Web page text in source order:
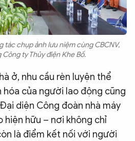
tác chụp ảnh lưu niệm cùng CBCNV,
Công ty Thủy điện Khe Bố.
ở, nhu cầu rèn luyện thể
hóa của người lao động cũng
diện Công đoàn nhà máy
hiện hữu – nơi không chỉ
là điểm kết nối với người